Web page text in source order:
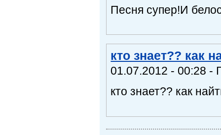
Песня супер!И
кто знает?? как
01.07.2012 - 00:28 -
кто знает?? как